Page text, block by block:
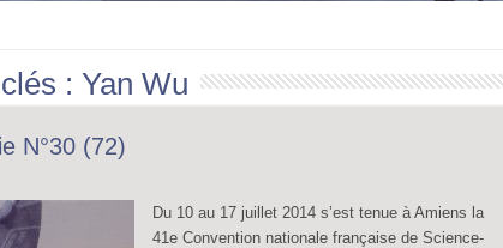
: Yan Wu
N°30 (72)
Du 10 au 17 juillet 2014 s’est tenue à Amiens la
41e Convention nationale française de Science-